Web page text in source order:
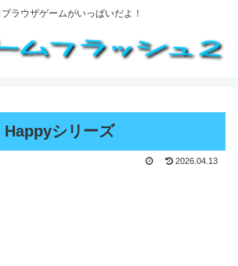
ラウザゲームがいっぱいだよ！
シリーズ
2026.04.13